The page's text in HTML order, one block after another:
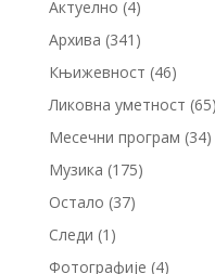
Актуелно (4)
Архива (341)
Књижевност (46)
Ликовна уметност (65)
Месечни програм (34)
Музика (175)
Остало (37)
Следи (1)
Фотографије (4)